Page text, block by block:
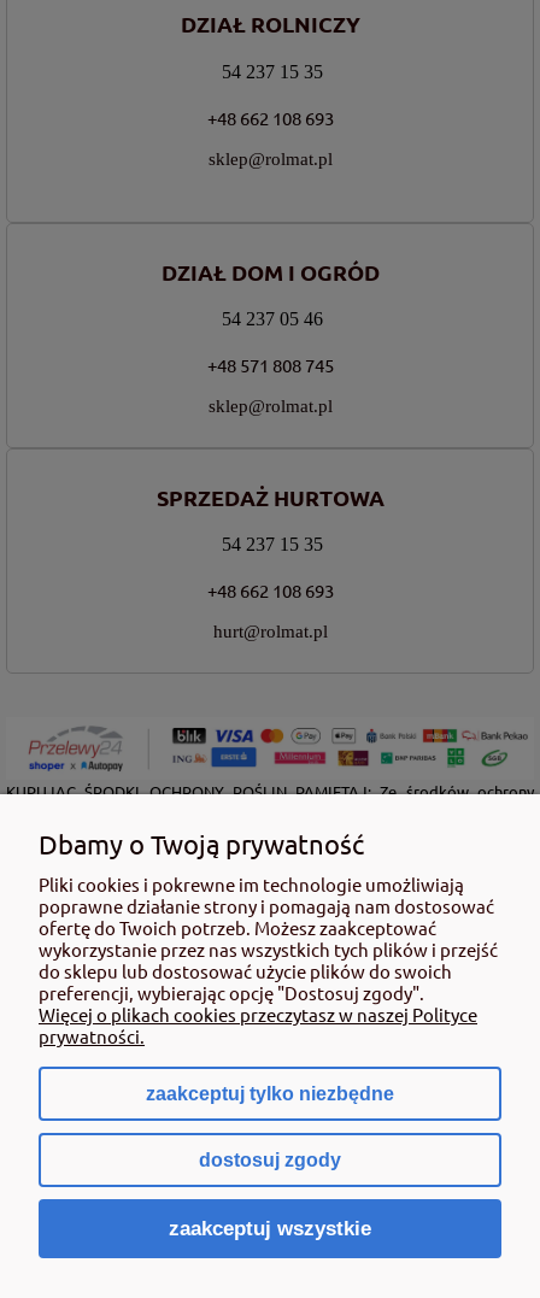
DZIAŁ ROLNICZY
54 237 15 35
+48 662 108 693
sklep@rolmat.pl
DZIAŁ DOM I OGRÓD
54 237 05 46
+48 571 808 745
sklep@rolmat.pl
SPRZEDAŻ HURTOWA
54 237 15 35
+48 662 108 693
hurt@rolmat.pl
KUPUJĄC ŚRODKI OCHRONY ROŚLIN PAMIĘTAJ: Ze środków ochrony
użyciem przeczytaj informacje zamieszczone w etykiecie i informacje
dotyczące produktu. Zwróć uwagę na zwroty wskazujące rodzaj zagrożenia
oraz przestrzegaj środków bezpieczeństwa zamieszczonych w etykiecie.
Środki ochrony roślin do użytku profesjonalnego mogą być nabyte tylko i
wyłącznie przez osoby pełnoletnie oraz posiadające kwalifikacje
wymagane od osób nabywających środki ochrony roślin określone w
ustawie (art. 28 Ustawy z dn. 8 marca 2013 r. o Środkach Ochrony Roślin Dz.
Ustw 2020 poz.2097 z pózn. zm.) Niespełnienie powyższych warunków jest
złamaniem regulaminu sklepu.
pokaż pełną wersję strony
Sklep internetowy Shoper.pl
Dbamy o Twoją prywatność
Pliki cookies i pokrewne im technologie umożliwiają
poprawne działanie strony i pomagają nam dostosować
ofertę do Twoich potrzeb. Możesz zaakceptować
wykorzystanie przez nas wszystkich tych plików i przejść
do sklepu lub dostosować użycie plików do swoich
preferencji, wybierając opcję "Dostosuj zgody".
Więcej o plikach cookies przeczytasz w naszej Polityce
prywatności.
zaakceptuj tylko niezbędne
dostosuj zgody
zaakceptuj wszystkie